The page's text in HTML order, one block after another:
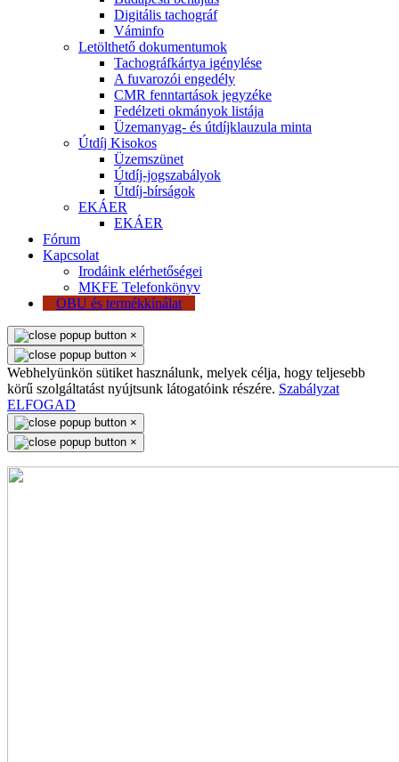
Digitális tachográf
Váminfo
Letölthető dokumentumok
Tachográfkártya igénylése
A fuvarozói engedély
CMR fenntartások jegyzéke
Fedélzeti okmányok listája
Üzemanyag- és útdíjklauzula minta
Útdíj Kisokos
Üzemszünet
Útdíj-jogszabályok
Útdíj-bírságok
EKÁER
EKÁER
Fórum
Kapcsolat
Irodáink elérhetőségei
MKFE Telefonkönyv
OBU és termékkínálat
×
×
Webhelyünkön sütiket használunk, melyek célja, hogy teljesebb
körű szolgáltatást nyújtsunk látogatóink részére. Szabályzat
ELFOGAD
×
×